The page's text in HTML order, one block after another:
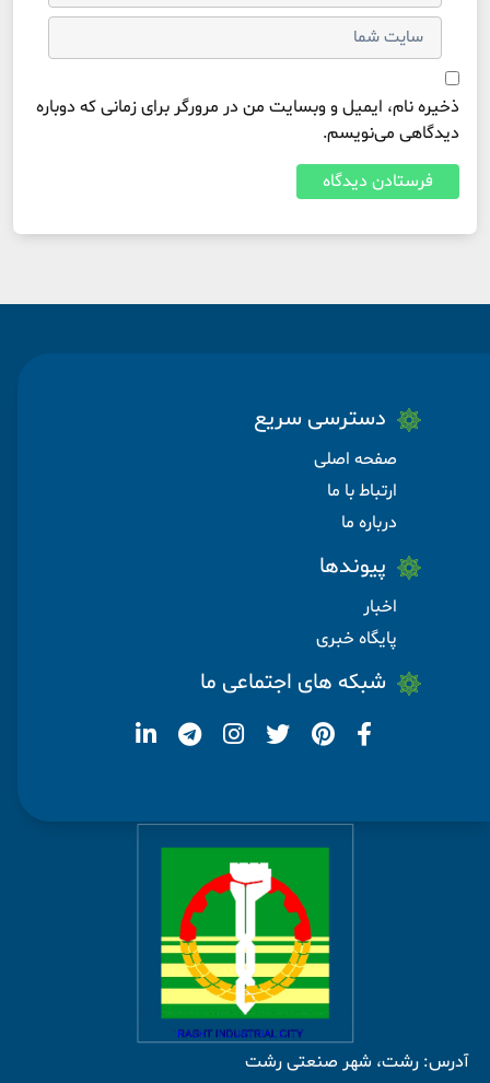
ذخیره نام، ایمیل و وبسایت من در مرورگر برای زمانی که دوباره
دیدگاهی می‌نویسم.
دسترسی سریع
صفحه اصلی
ارتباط با ما
درباره ما
پیوندها
اخبار
پایگاه خبری
شبکه های اجتماعی ما
آدرس: رشت، شهر صنعتی رشت